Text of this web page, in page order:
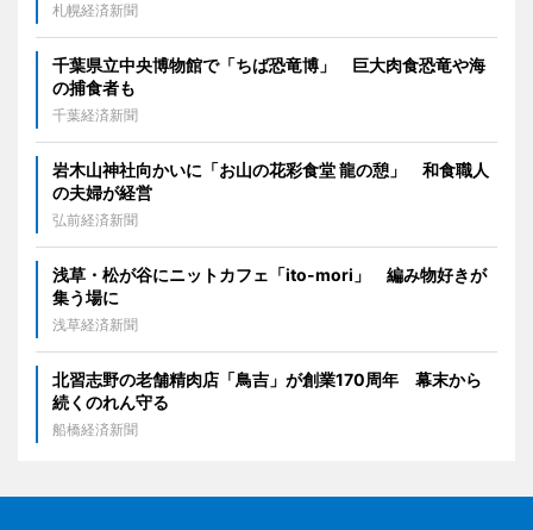
札幌経済新聞
千葉県立中央博物館で「ちば恐竜博」 巨大肉食恐竜や海
の捕食者も
千葉経済新聞
岩木山神社向かいに「お山の花彩食堂 龍の憩」 和食職人
の夫婦が経営
弘前経済新聞
浅草・松が谷にニットカフェ「ito-mori」 編み物好きが
集う場に
浅草経済新聞
北習志野の老舗精肉店「鳥吉」が創業170周年 幕末から
続くのれん守る
船橋経済新聞